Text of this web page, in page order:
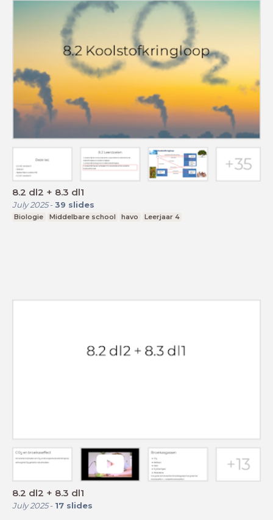
8.2 dl2 + 8.3 dl1
July 2025- 39 slides
Biologie Middelbare school havo Leerjaar 4
8.2 dl2 + 8.3 dl1
July 2025- 17 slides